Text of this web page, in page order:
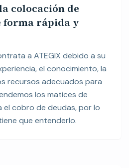
colocación de
forma rápida y
a ATEGIX debido a su
el conocimiento, la
recursos adecuados para
los matices de
el cobro de deudas, por lo
que entenderlo.